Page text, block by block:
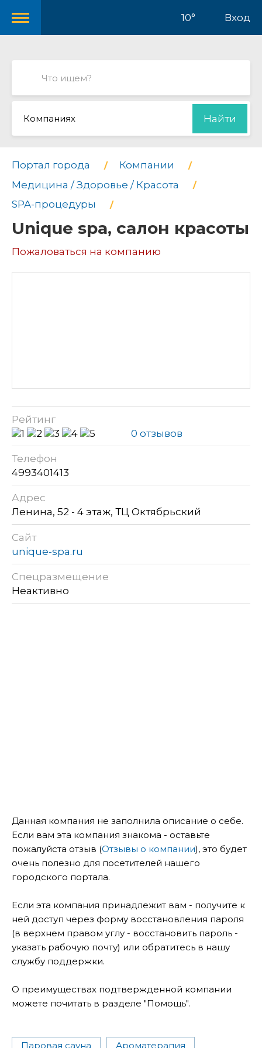
10° Вход
Компаниях Найти
Портал города
Компании
Медицина / Здоровье / Красота
SPA-процедуры
Unique spa, салон красоты
Пожаловаться на компанию
Рейтинг
0 отзывов
Телефон
4993401413
Адрес
Ленина, 52 - 4 этаж, ТЦ Октябрьский
Сайт
unique-spa.ru
Спецразмещение
Неактивно
Данная компания не заполнила описание о себе.
Если вам эта компания знакома - оставьте
пожалуйста отзыв (Отзывы о компании), это будет
очень полезно для посетителей нашего
городского портала.
Если эта компания принадлежит вам - получите к
ней доступ через форму восстановления пароля
(в верхнем правом углу - восстановить пароль -
указать рабочую почту) или обратитесь в нашу
службу поддержки.
О преимуществах подтвержденной компании
можете почитать в разделе "Помощь".
Паровая сауна Ароматерапия